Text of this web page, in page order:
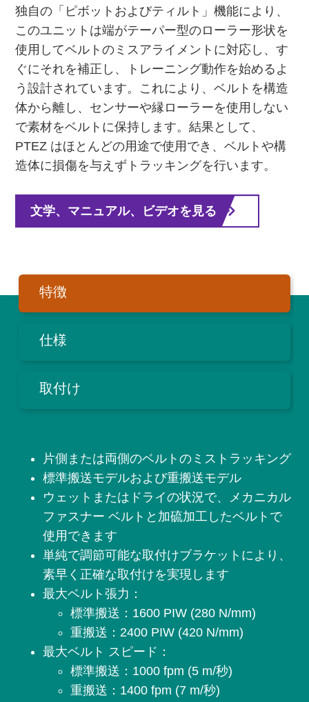
独自の「ピボットおよびティルト」機能により、
このユニットは端がテーパー型のローラー形状を
使用してベルトのミスアライメントに対応し、す
ぐにそれを補正し、トレーニング動作を始めるよ
う設計されています。これにより、ベルトを構造
体から離し、センサーや縁ローラーを使用しない
で素材をベルトに保持します。結果として、
PTEZ はほとんどの用途で使用でき、ベルトや構
造体に損傷を与えずトラッキングを行います。
文学、マニュアル、ビデオを見る
特徴
仕様
取付け
片側または両側のベルトのミストラッキング
標準搬送モデルおよび重搬送モデル
ウェットまたはドライの状況で、メカニカル
ファスナー ベルトと加硫加工したベルトで
使用できます
単純で調節可能な取付けブラケットにより、
素早く正確な取付けを実現します
最大ベルト張力：
標準搬送：1600 PIW (280 N/mm)
重搬送：2400 PIW (420 N/mm)
最大ベルト スピード：
標準搬送：1000 fpm (5 m/秒)
重搬送：1400 fpm (7 m/秒)